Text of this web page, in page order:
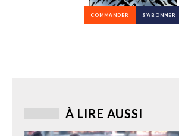
COMMANDER S’ABONNER
À LIRE AUSSI